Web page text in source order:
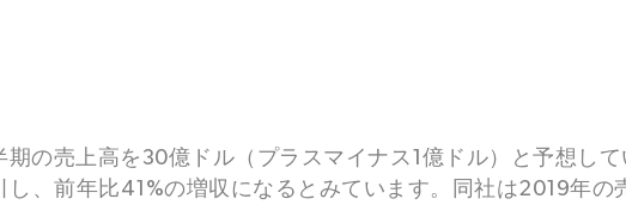
期の売上高を30億ドル（プラスマイナス1億ドル）と予想し
、前年比41%の増収になるとみています。同社は2019年の